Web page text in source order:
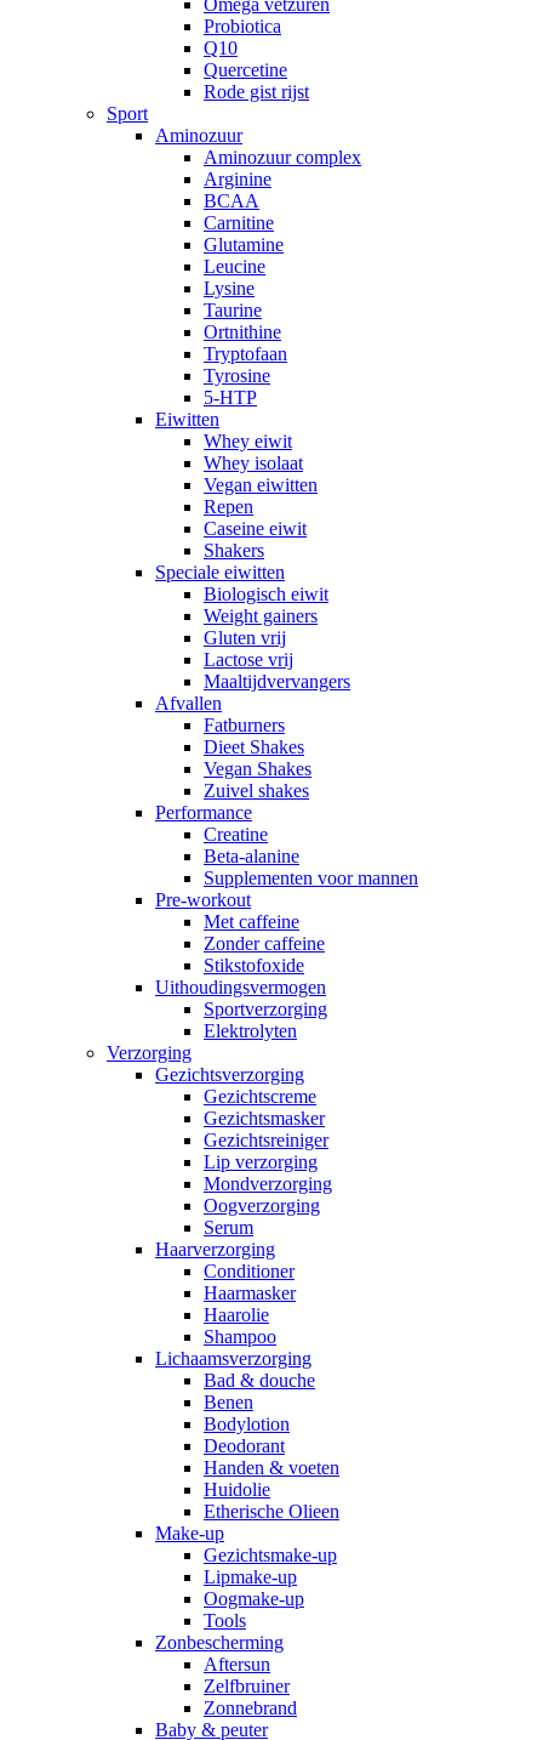
Omega vetzuren
Probiotica
Q10
Quercetine
Rode gist rijst
Sport
Aminozuur
Aminozuur complex
Arginine
BCAA
Carnitine
Glutamine
Leucine
Lysine
Taurine
Ortnithine
Tryptofaan
Tyrosine
5-HTP
Eiwitten
Whey eiwit
Whey isolaat
Vegan eiwitten
Repen
Caseine eiwit
Shakers
Speciale eiwitten
Biologisch eiwit
Weight gainers
Gluten vrij
Lactose vrij
Maaltijdvervangers
Afvallen
Fatburners
Dieet Shakes
Vegan Shakes
Zuivel shakes
Performance
Creatine
Beta-alanine
Supplementen voor mannen
Pre-workout
Met caffeine
Zonder caffeine
Stikstofoxide
Uithoudingsvermogen
Sportverzorging
Elektrolyten
Verzorging
Gezichtsverzorging
Gezichtscreme
Gezichtsmasker
Gezichtsreiniger
Lip verzorging
Mondverzorging
Oogverzorging
Serum
Haarverzorging
Conditioner
Haarmasker
Haarolie
Shampoo
Lichaamsverzorging
Bad & douche
Benen
Bodylotion
Deodorant
Handen & voeten
Huidolie
Etherische Olieen
Make-up
Gezichtsmake-up
Lipmake-up
Oogmake-up
Tools
Zonbescherming
Aftersun
Zelfbruiner
Zonnebrand
Baby & peuter